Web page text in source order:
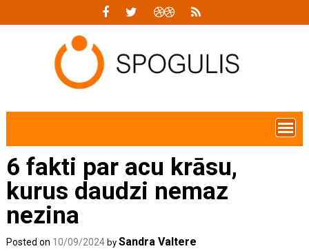
6 fakti par acu krāsu,
kurus daudzi nemaz
nezina
Posted on 10/09/2024 bySandra Valtere